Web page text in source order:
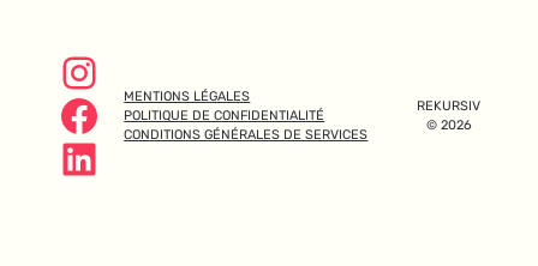
Instagram
Facebook
LinkedIn
MENTIONS LÉGALES
POLITIQUE DE CONFIDENTIALITÉ
CONDITIONS GÉNÉRALES DE SERVICES
REKURSIV
© 2026